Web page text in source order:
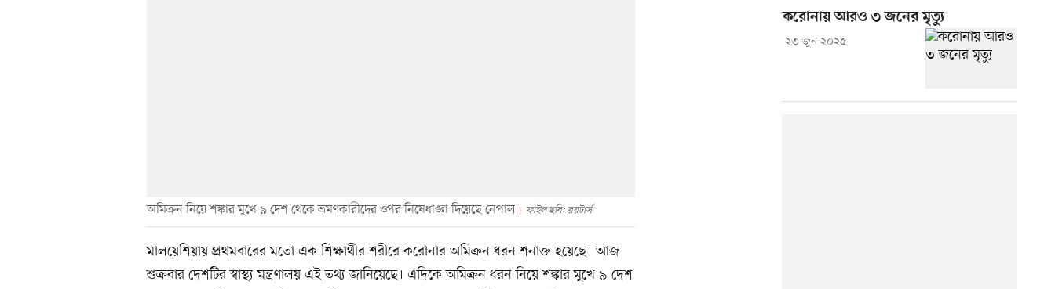
অমিক্রন নিয়ে শঙ্কার মুখে ৯ দেশ থেকে ভ্রমণকারীদের ওপর নিষেধাজ্ঞা দিয়েছে নেপাল ফাইল ছবি: রয়টার্স
মালয়েশিয়ায় প্রথমবারের মতো এক শিক্ষার্থীর শরীরে করোনার অমিক্রন ধরন শনাক্ত হয়েছে। আজ
শুক্রবার দেশটির স্বাস্থ্য মন্ত্রণালয় এই তথ্য জানিয়েছে। এদিকে অমিক্রন ধরন নিয়ে শঙ্কার মুখে ৯ দেশ
করোনায় আরও ৩ জনের মৃত্যু
২৩ জুন ২০২৫